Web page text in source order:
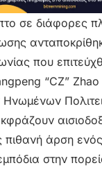
σε διάφορες
που
“CZ”
Ηνωμένων
πιθανή άρση
στην